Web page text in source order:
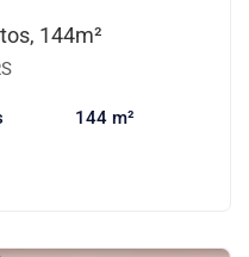
144m²
144 m²